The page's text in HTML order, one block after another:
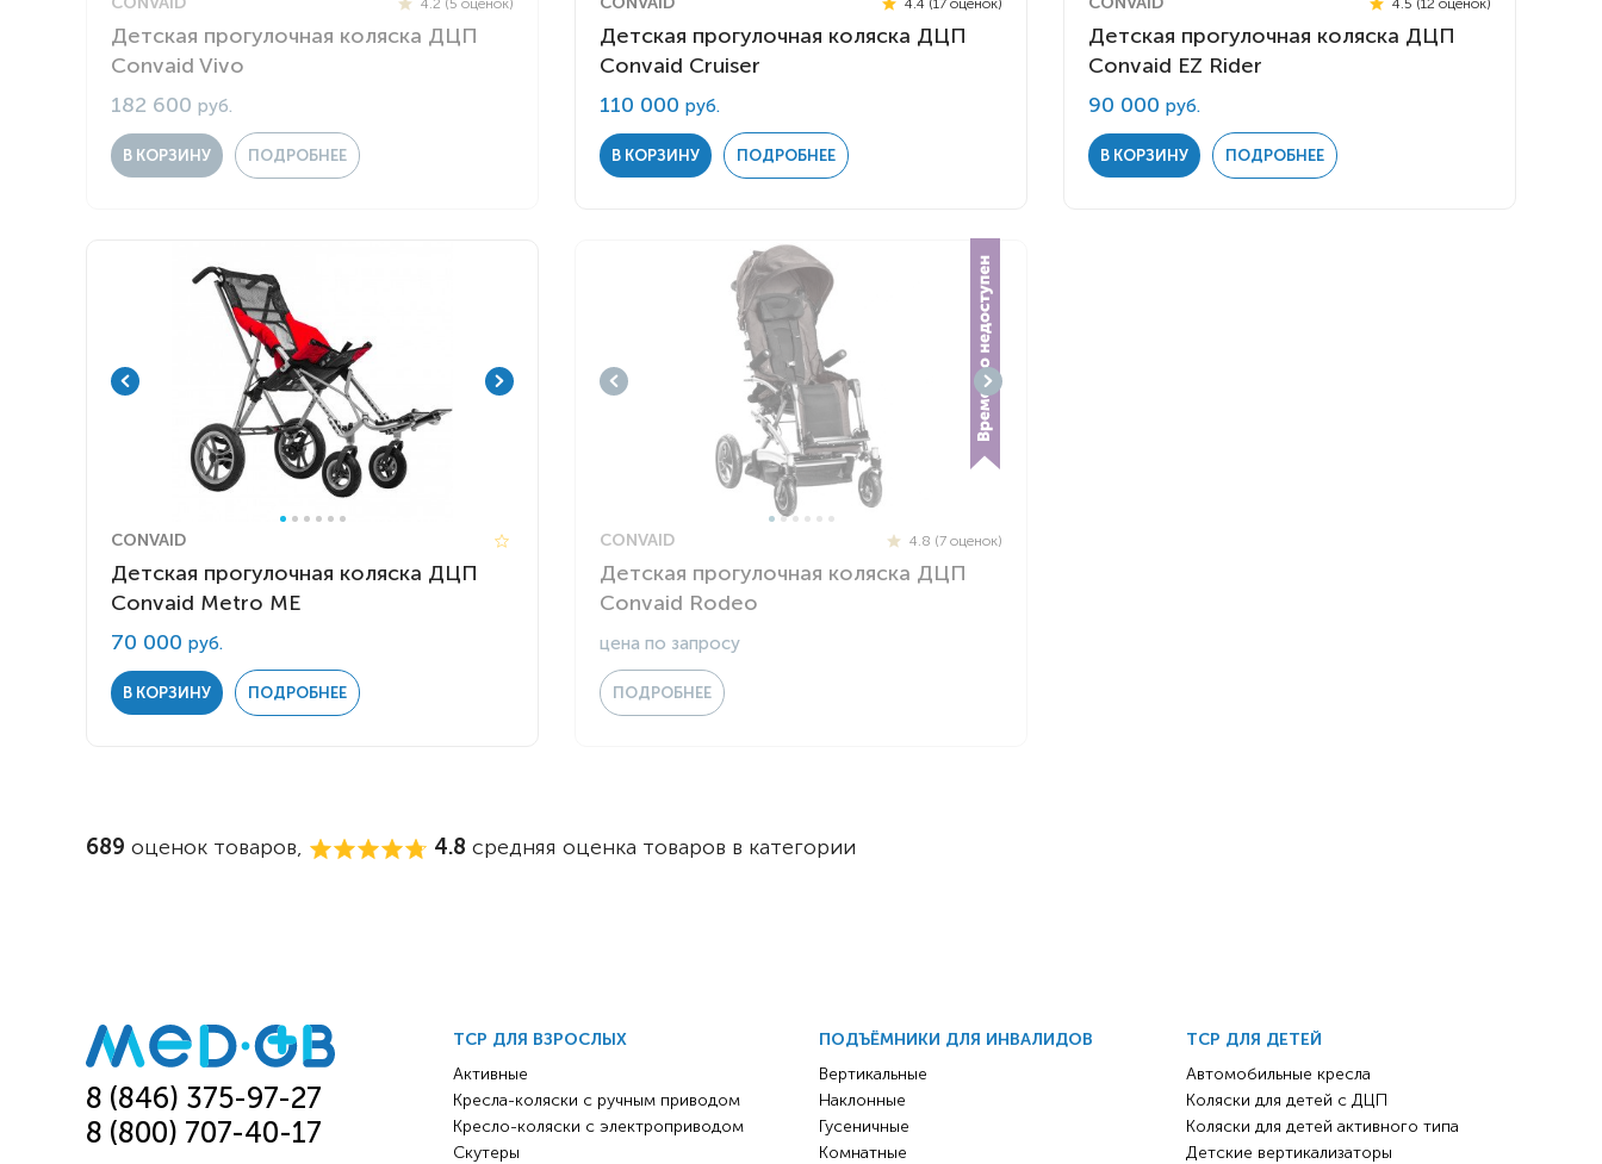
Детская прогулочная коляска ДЦП
Convaid Vivo
182 600 руб.
В КОРЗИНУ ПОДРОБНЕЕ
Детская прогулочная коляска ДЦП
Convaid Cruiser
110 000 руб.
В КОРЗИНУ ПОДРОБНЕЕ
Детская прогулочная коляска ДЦП
Convaid EZ Rider
90 000 руб.
В КОРЗИНУ ПОДРОБНЕЕ
CONVAID
Детская прогулочная коляска ДЦП
Convaid Metro ME
70 000 руб.
В КОРЗИНУ ПОДРОБНЕЕ
CONVAID 4.8 (7 оценок)
Детская прогулочная коляска ДЦП
Convaid Rodeo
цена по запросу
ПОДРОБНЕЕ
689 оценок товаров, 4.8 средняя оценка товаров в категории
8 (846) 375-97-27
8 (800) 707-40-17
ТСР ДЛЯ ВЗРОСЛЫХ
Активные
Кресла-коляски с ручным приводом
Кресло-коляски с электроприводом
Скутеры
ПОДЪЁМНИКИ ДЛЯ ИНВАЛИДОВ
Вертикальные
Наклонные
Гусеничные
Комнатные
ТСР ДЛЯ ДЕТЕЙ
Автомобильные кресла
Коляски для детей с ДЦП
Коляски для детей активного типа
Детские вертикализаторы